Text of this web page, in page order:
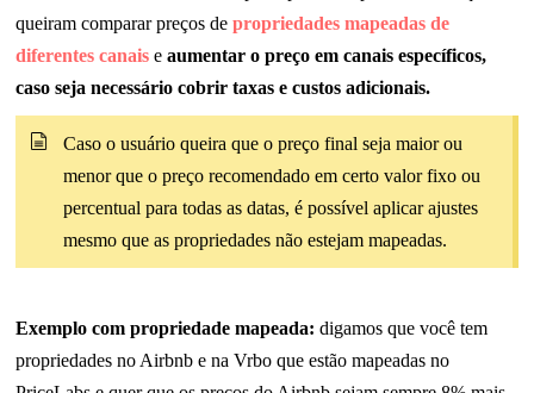
queiram comparar preços de propriedades mapeadas de
diferentes canaiseaumentar o preço em canais específicos,
caso seja necessário cobrir taxas e custos adicionais.
Caso o usuário queira que o preço final seja maior ou
menor que o preço recomendado em certo valor fixo ou
percentual para todas as datas, é possível aplicar ajustes
mesmo que as propriedades não estejam mapeadas.
Exemplo com propriedade mapeada: digamos que vocêtem
propriedades no Airbnb e na Vrbo que estão mapeadas no